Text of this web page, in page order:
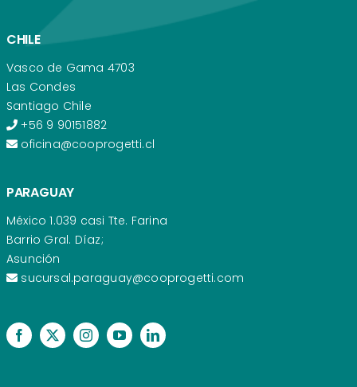
CHILE
Vasco de Gama 4703
Las Condes
Santiago Chile
+56 9 90151882
oficina@cooprogetti.cl
PARAGUAY
México 1.039 casi Tte. Farina
Barrio Gral. Díaz;
Asunción
sucursal.paraguay@cooprogetti.com